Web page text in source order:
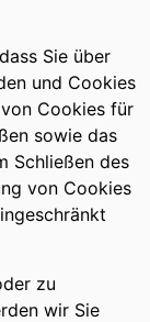
Sie über
und Cookies
Cookies für
sowie das
Schließen des
von Cookies
zu
wir Sie